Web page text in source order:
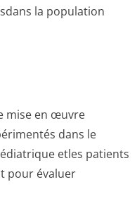
la population
mise en œuvre
dans le
etles patients
pour évaluer